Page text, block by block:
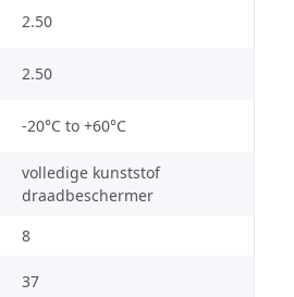
2.50
2.50
-20°C to +60°C
volledige kunststof
draadbeschermer
8
37